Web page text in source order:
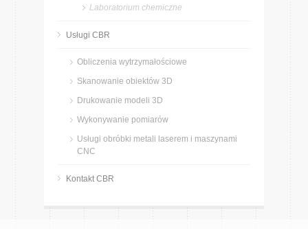
Laboratorium chemiczne
Usługi CBR
Obliczenia wytrzymałościowe
Skanowanie obiektów 3D
Drukowanie modeli 3D
Wykonywanie pomiarów
Usługi obróbki metali laserem i maszynami
CNC
Kontakt CBR